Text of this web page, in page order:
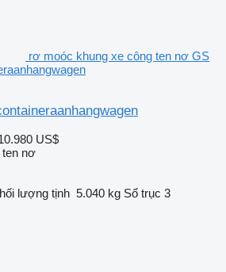
rơ moóc khung xe công ten nơ GS
US$
nơ
lượng tịnh 5.040 kg Số trục 3